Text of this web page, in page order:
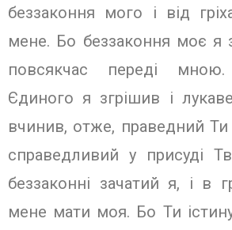
беззаконня мого і від
мене. Бо беззаконня моє я
повсякчас переді
Єдиного я згрішив і
вчинив, отже, праведний Ти
справедливий у присуді
беззаконні зачатий я, і в
мене мати моя. Бо Ти